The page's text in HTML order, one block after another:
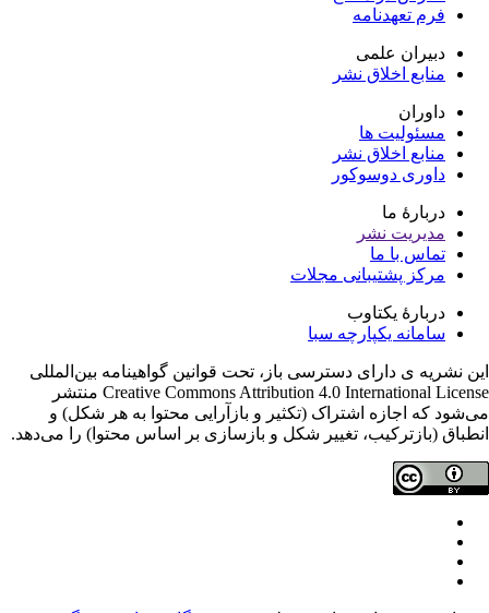
فرم تعهدنامه
دبیران علمی
منابع اخلاق نشر
داوران
مسئولیت ها
منابع اخلاق نشر
داوری دوسوکور
دربارۀ ما
مدیریت نشر
تماس با ما
مرکز پشتیبانی مجلات
دربارۀ یکتاوب
سامانه یکپارچه سبا
نشریه ی دارای دسترسی باز، تحت قوانین گواهینامه بین‌المللی
Creative Commons Attribution 4.0 International License منتشر
که اجازه اشتراک (تکثیر و بازآرایی محتوا به هر شکل) و
(بازترکیب، تغییر شکل و بازسازی بر اساس محتوا) را می‌دهد.